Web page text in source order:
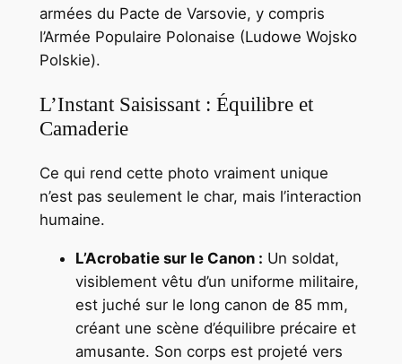
armées du Pacte de Varsovie, y compris
l’Armée Populaire Polonaise (Ludowe Wojsko
Polskie).
L’Instant Saisissant : Équilibre et
Camaderie
Ce qui rend cette photo vraiment unique
n’est pas seulement le char, mais l’interaction
humaine.
L’Acrobatie sur le Canon : Un soldat,
visiblement vêtu d’un uniforme militaire,
est juché sur le long canon de 85 mm,
créant une scène d’équilibre précaire et
amusante. Son corps est projeté vers